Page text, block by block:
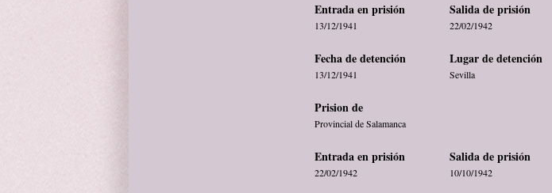
Entrada en prisión Salida de prisión
13/12/1941 22/02/1942
Fecha de detención Lugar de detención
13/12/1941 Sevilla
Prision de
Provincial de Salamanca
Entrada en prisión Salida de prisión
22/02/1942 10/10/1942